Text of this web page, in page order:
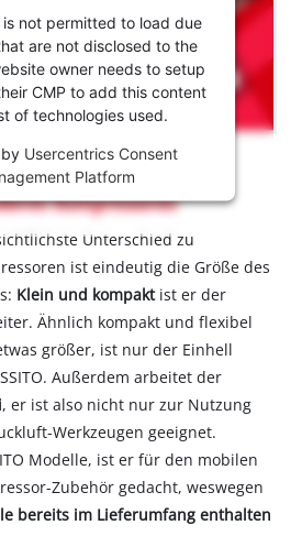
not permitted to load due
are not disclosed to the
owner needs to setup
CMP to add this content
of technologies used.
Usercentrics Consent
Platform
Kompressoren
Unterschied zu
ist eindeutig die Größe des
Klein und kompaktist er der
Ähnlich kompakt und flexibel
größer, ist nur der Einhell
Außerdem arbeitet der
, er ist also nicht nur zur Nutzung
Werkzeugen geeignet.
Modelle, ist er für den mobilen
Zubehör gedacht, weswegen
bereits im Lieferumfang enthalten